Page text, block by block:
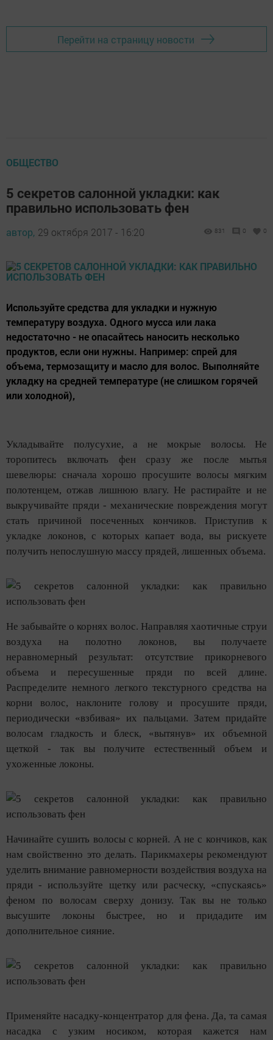
Перейти на страницу новости
ОБЩЕСТВО
5 секретов салонной укладки: как
правильно использовать фен
автор, 29 октября 2017 - 16:20 831 0 0
Используйте средства для укладки и нужную
температуру воздуха. Одного мусса или лака
недостаточно - не опасайтесь наносить несколько
продуктов, если они нужны. Например: спрей для
объема, термозащиту и масло для волос. Выполняйте
укладку на средней температуре (не слишком горячей
или холодной),
Укладывайте полусухие, а не мокрые волосы. Не
торопитесь включать фен сразу же после мытья
шевелюры: сначала хорошо просушите волосы мягким
полотенцем, отжав лишнюю влагу. Не растирайте и не
выкручивайте пряди - механические повреждения могут
стать причиной посеченных кончиков. Приступив к
укладке локонов, с которых капает вода, вы рискуете
получить непослушную массу прядей, лишенных объема.
Не забывайте о корнях волос. Направляя хаотичные струи
воздуха на полотно локонов, вы получаете
неравномерный результат: отсутствие прикорневого
объема и пересушенные пряди по всей длине.
Распределите немного легкого текстурного средства на
корни волос, наклоните голову и просушите пряди,
периодически «взбивая» их пальцами. Затем придайте
волосам гладкость и блеск, «вытянув» их объемной
щеткой - так вы получите естественный объем и
ухоженные локоны.
Начинайте сушить волосы с корней. А не с кончиков, как
нам свойственно это делать. Парикмахеры рекомендуют
уделить внимание равномерности воздействия воздуха на
пряди - используйте щетку или расческу, «спускаясь»
феном по волосам сверху донизу. Так вы не только
высушите локоны быстрее, но и придадите им
дополнительное сияние.
Применяйте насадку-концентратор для фена. Да, та самая
насадка с узким носиком, которая кажется нам